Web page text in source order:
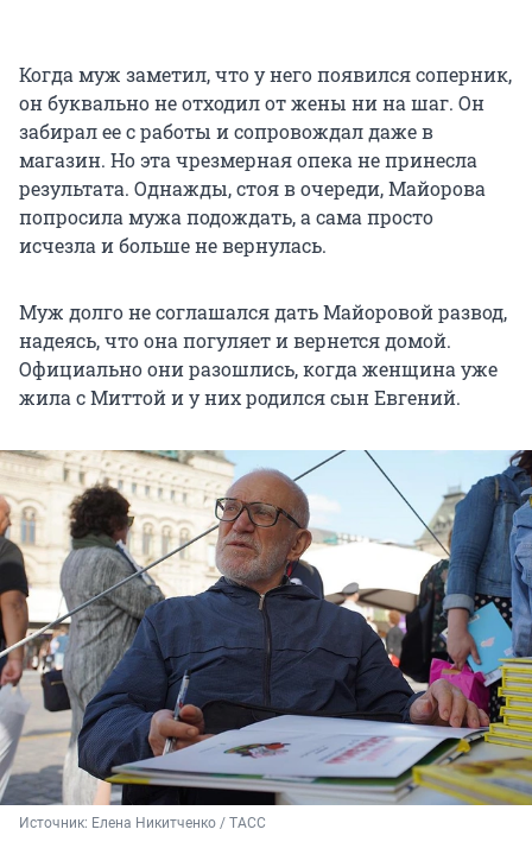
Когда муж заметил, что у него появился соперник,
он буквально не отходил от жены ни на шаг. Он
забирал ее с работы и сопровождал даже в
магазин. Но эта чрезмерная опека не принесла
результата. Однажды, стоя в очереди, Майорова
попросила мужа подождать, а сама просто
исчезла и больше не вернулась.
Муж долго не соглашался дать Майоровой развод,
надеясь, что она погуляет и вернется домой.
Официально они разошлись, когда женщина уже
жила с Миттой и у них родился сын Евгений.
Источник: Елена Никитченко / ТАСС